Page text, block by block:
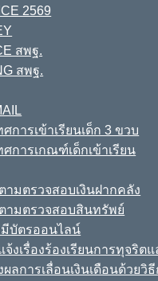
2569
สพฐ.
สพฐ.
การเข้าเรียนเด็ก 3 ขวบ
ศการเกณฑ์เด็กเข้าเรียน
ามตรวจสอบเงินฝากคลัง
ามตรวจสอบสินทรัพย์
บัตรออนไลน์
จ้งเรื่องร้องเรียนการทุจริต
ผลการเลื่อนเงินเดือนด้วยวิ